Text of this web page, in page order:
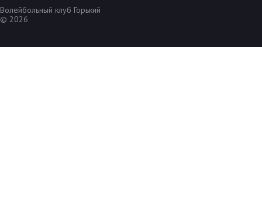
Волейбольный клуб Горький
© 2026